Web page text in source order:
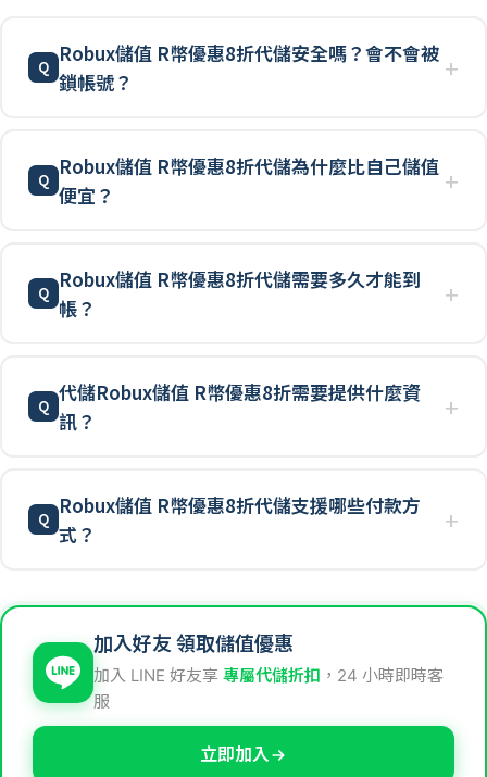
Robux儲值 R幣優惠8折代儲安全嗎？會不會被
鎖帳號？
Robux儲值 R幣優惠8折代儲為什麼比自己儲值
便宜？
Robux儲值 R幣優惠8折代儲需要多久才能到
帳？
代儲Robux儲值 R幣優惠8折需要提供什麼資
訊？
Robux儲值 R幣優惠8折代儲支援哪些付款方
式？
加入好友 領取儲值優惠
加入 LINE 好友享 專屬代儲折扣 ，24 小時即時客
服
立即加入